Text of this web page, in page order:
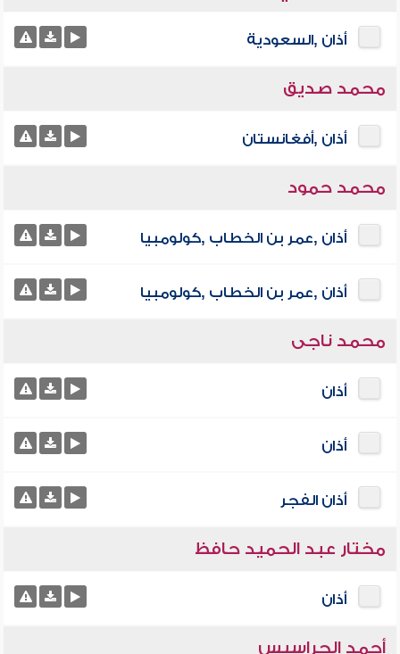
أذان ,السعودية
محمد صديق
أذان ,أفغانستان
محمد حمود
أذان ,عمر بن الخطاب ,كولومبيا
أذان ,عمر بن الخطاب ,كولومبيا
محمد ناجى
أذان
أذان
أذان الفجر
مختار عبد الحميد حافظ
أذان
أحمد الحراسيس